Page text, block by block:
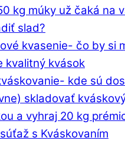
kg múky už čaká na
slad?
kvasenie- čo by si
kvalitný kvások
kde sú
skladovať
a vyhraj 20 kg
s Kváskovaním